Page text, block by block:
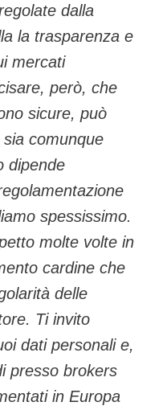
dalla
la trasparenza e
mercati
però, che
sicure, può
comunque
dipende
spessissimo.
molte volte in
cardine che
delle
Ti invito
dati personali e,
presso brokers
in Europa